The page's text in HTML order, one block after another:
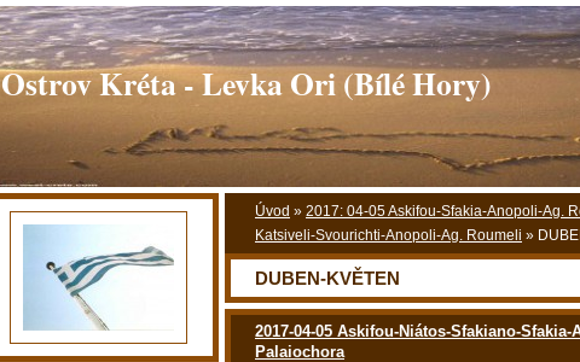
Ostrov Kréta - Levka Ori (Bílé Hory)
Úvod » 2017: 04-05 Askifou-Sfakia-Anopoli-Ag.
Katsiveli-Svourichti-Anopoli-Ag. Roumeli »
DUBEN-KVĚTEN
2017-04-05 Askifou-Niátos-Sfakiano-
Palaiochora